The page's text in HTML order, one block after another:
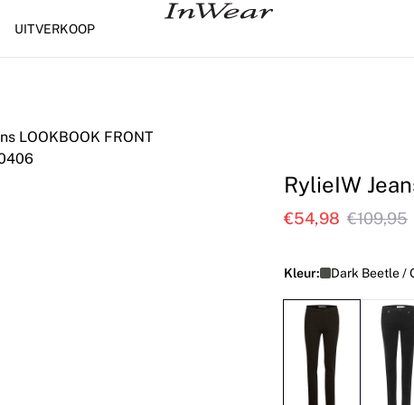
UITVERKOOP
RylieIW
€54,98 €109,95
Kleur: Dark Beetle /